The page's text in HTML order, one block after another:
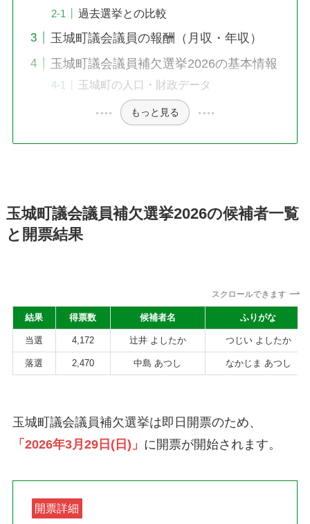
過去選挙との比較
玉城町議会議員の報酬（月収・年収）
玉城町議会議員補欠選挙2026の基本情報
玉城町の人口・財政データ
もっと見る
玉城町議会議員補欠選挙2026の候補者一覧
と開票結果
スクロールできます
結果 得票数 候補者名 ふりがな
当選 4,172 辻井 よしたか つじい よしたか
落選 2,470 中島 あつし なかじま あつし
玉城町議会議員補欠選挙は即日開票のため、
「2026年3月29日(日)」 に開票が開始されます。
開票詳細